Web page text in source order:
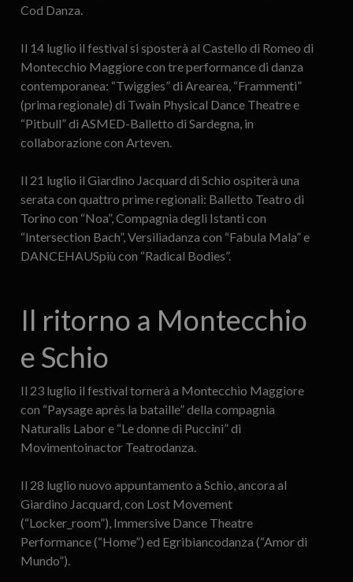
Cod Danza.
Il 14 luglio il festival si sposterà al Castello di Romeo di
Montecchio Maggiore con tre performance di danza
contemporanea: “Twiggies” di Arearea, “Frammenti”
(prima regionale) di Twain Physical Dance Theatre e
“Pitbull” di ASMED-Balletto di Sardegna, in
collaborazione con Arteven.
Il 21 luglio il Giardino Jacquard di Schio ospiterà una
serata con quattro prime regionali: Balletto Teatro di
Torino con “Noa”, Compagnia degli Istanti con
“Intersection Bach”, Versiliadanza con “Fabula Mala” e
DANCEHAUSpiù con “Radical Bodies”.
Il ritorno a Montecchio
e Schio
Il 23 luglio il festival tornerà a Montecchio Maggiore
con “Paysage après la bataille” della compagnia
Naturalis Labor e “Le donne di Puccini” di
Movimentoinactor Teatrodanza.
Il 28 luglio nuovo appuntamento a Schio, ancora al
Giardino Jacquard, con Lost Movement
(“Locker_room”), Immersive Dance Theatre
Performance (“Home”) ed Egribiancodanza (“Amor di
Mundo”).